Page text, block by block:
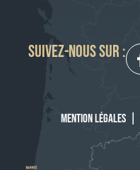
SUIVEZ-NOUS SUR :
MENTION LÉGALES